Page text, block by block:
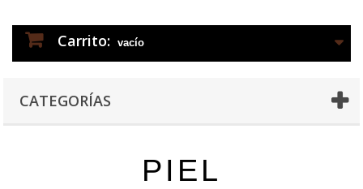
Carrito: vacío
CATEGORÍAS
PIEL